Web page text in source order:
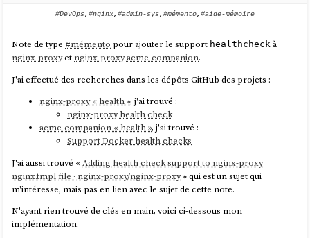
d'usage
Docker
Construire
une image
complète
build) et
la stocker
dans un
Lancer un
minimal et
au
Machines
virtuelles
Créer une
avec
Démarrer une
pas ce type d'infrastructure.
Ma méthode depuis 2015
Dans cette note, je ne vais pas retracer l'évolution complète de mes
méthodes de déploiement, mais plutôt me concentrer sur deux
d'entre elles : l'une que j'utilise depuis 2015, et une déclinaison adoptée
Voici les principes que j'essaie de suivre et qui constituent le socle de
ma doctrine en matière de déploiement de services :
Je m'efforce de suivre le modèleBakingautant que possible
(voir ma note2025-02-07_1403), sans en faire une approche
dogmatique ou extrémiste.
J'applique les principes deThe Twelve-Factors App
Je privilégie le paradigme
#DevOps, #nginx, #admin-sys, #mémento, #aide-mémoire
Note de type #mémento pour ajouter le support healthcheck à
nginx-proxyet nginx-proxy acme-companion.
J'ai effectué des recherches dans les dépôts GitHub des projets :
nginx-proxy « health », j'ai trouvé :
nginx-proxy health check
acme-companion « health », j'ai trouvé :
Support Docker health checks
J'ai aussi trouvé «Adding health check support to nginx-proxy
nginx.tmpl file · nginx-proxy/nginx-proxy» qui est un sujet qui
m'intéresse, mais pas en lien avec le sujet de cette note.
N'ayant rien trouvé de clés en main, voici ci-dessous mon
implémentation.